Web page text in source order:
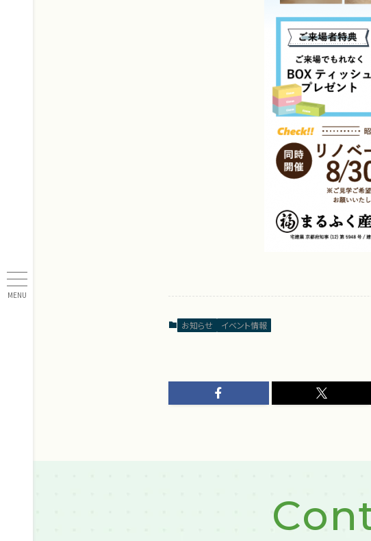
MENU
お知らせ イベント情報